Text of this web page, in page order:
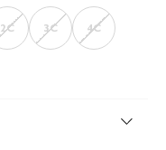
2C 3C 4C